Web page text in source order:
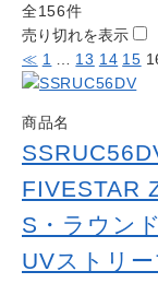
全156件
売り切れを表示
≪ 1 13 14 15
商品名
FIVESTAR
S・ラウン
UVストリ